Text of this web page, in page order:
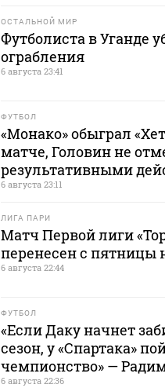
ОСТАЛЬНОЙ МИР
Футболиста в Уганде
ограбления
6 августа 23:41
ФУТБОЛ
«Монако» обыграл
матче, Головин не
результативными
6 августа 23:11
ЛИГА ПАРИ
Матч Первой лиги
перенесен с пятницы
6 августа 22:44
ФУТБОЛ
«Если Даку начнет
сезон, у «Спартака»
чемпионство» —
6 августа 22:36